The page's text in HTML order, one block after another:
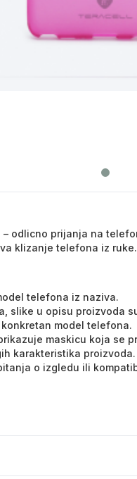
odlicno prijanja na
klizanje telefona iz
telefona iz naziva.
slike u opisu proizvoda
model telefona.
maskicu koja se
karakteristika proizvoda.
o izgledu ili